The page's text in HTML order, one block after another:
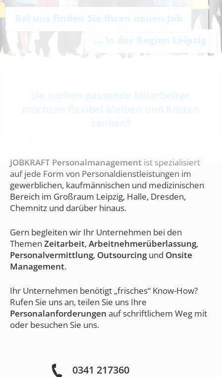
... in der Region Leipzig
Bei uns finden Sie Ihren neuen Job
Sie suchen passende Mitarbeiter,
möchten flexibel bleiben und Kosten
senken?
JOBKRAFT Personalmanagement ist spezialisiert
auf jede Form von Personaldienstleistungen im
gewerblichen, kaufmännischen und medizinischen
Bereich im Großraum Leipzig, Halle, Dresden,
Chemnitz und darüber hinaus.
Gern begleiten wir Ihr Unternehmen bei den
Themen Zeitarbeit, Arbeitnehmerüberlassung,
Personalvermittlung, Outsourcingund Onsite
Management.
Ihr Unternehmen benötigt „frisches“ Know-How?
Rufen Sie uns an, teilen Sie uns Ihre
Personalanforderungen auf schriftlichem Weg mit
oder besuchen Sie uns.
0341 217360